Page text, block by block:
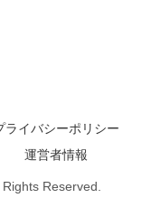
ライバシーポリシー
運営者情報
Reserved.